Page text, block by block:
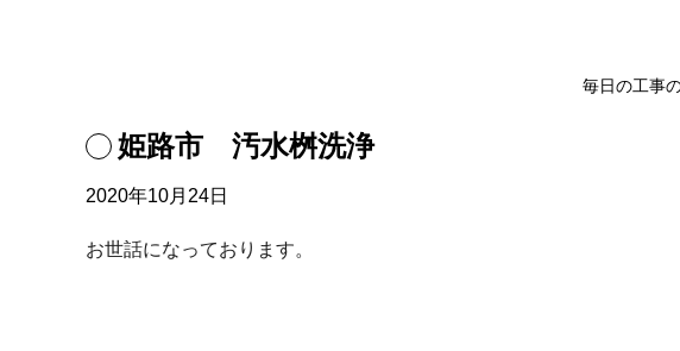
毎日の工事
姫路市 汚水桝洗浄
2020年10月24日
お世話になっております。